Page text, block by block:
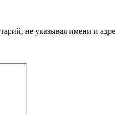
не указывая имени и